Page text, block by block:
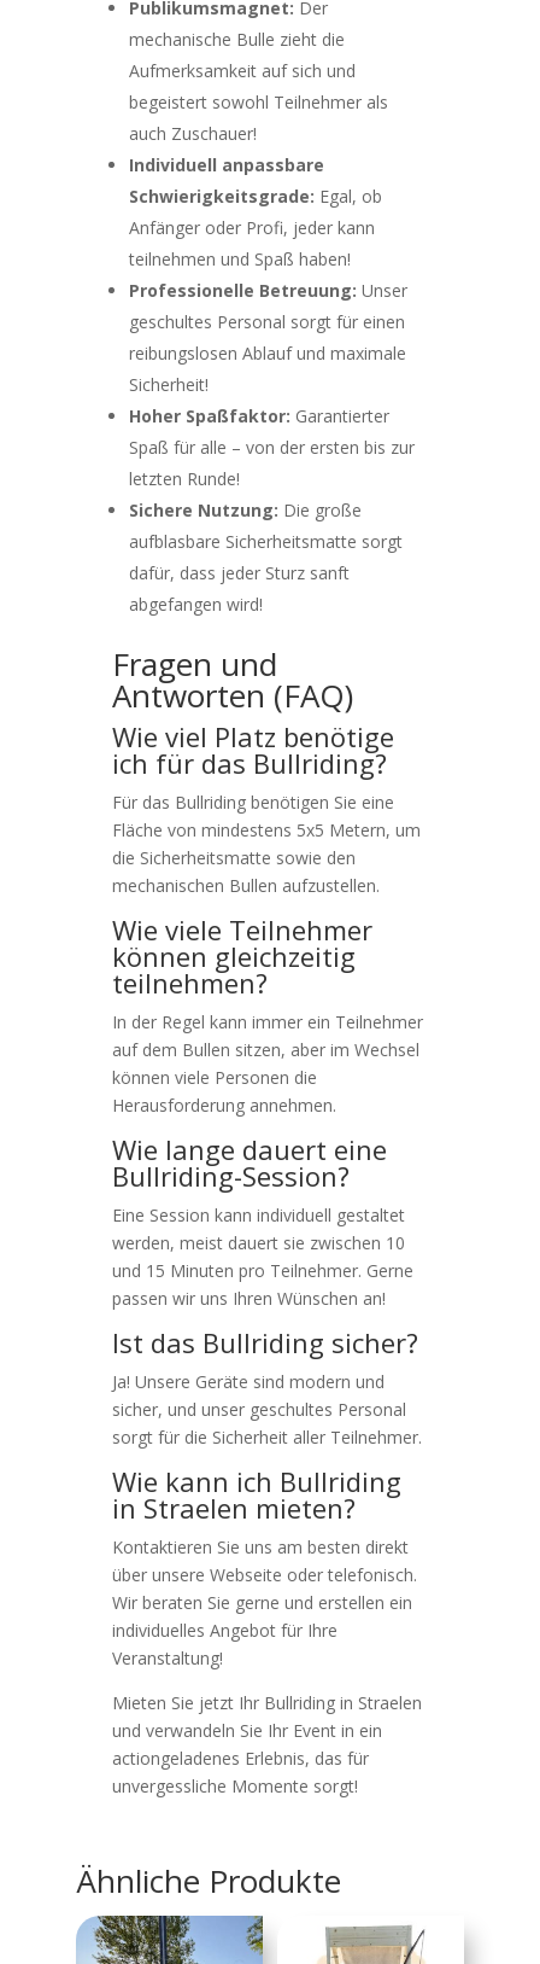
Publikumsmagnet: Der
mechanische Bulle zieht die
Aufmerksamkeit auf sich und
begeistert sowohl Teilnehmer als
auch Zuschauer!
Individuell anpassbare
Schwierigkeitsgrade: Egal, ob
Anfänger oder Profi, jeder kann
teilnehmen und Spaß haben!
Professionelle Betreuung: Unser
geschultes Personal sorgt für einen
reibungslosen Ablauf und maximale
Sicherheit!
Hoher Spaßfaktor: Garantierter
Spaß für alle – von der ersten bis zur
letzten Runde!
Sichere Nutzung: Die große
aufblasbare Sicherheitsmatte sorgt
dafür, dass jeder Sturz sanft
abgefangen wird!
Fragen und
Antworten (FAQ)
Wie viel Platz benötige
ich für das Bullriding?
Für das Bullriding benötigen Sie eine
Fläche von mindestens 5x5 Metern, um
die Sicherheitsmatte sowie den
mechanischen Bullen aufzustellen.
Wie viele Teilnehmer
können gleichzeitig
teilnehmen?
In der Regel kann immer ein Teilnehmer
auf dem Bullen sitzen, aber im Wechsel
können viele Personen die
Herausforderung annehmen.
Wie lange dauert eine
Bullriding-Session?
Eine Session kann individuell gestaltet
werden, meist dauert sie zwischen 10
und 15 Minuten pro Teilnehmer. Gerne
passen wir uns Ihren Wünschen an!
Ist das Bullriding sicher?
Ja! Unsere Geräte sind modern und
sicher, und unser geschultes Personal
sorgt für die Sicherheit aller Teilnehmer.
Wie kann ich Bullriding
in Straelen mieten?
Kontaktieren Sie uns am besten direkt
über unsere Webseite oder telefonisch.
Wir beraten Sie gerne und erstellen ein
individuelles Angebot für Ihre
Veranstaltung!
Mieten Sie jetzt Ihr Bullriding in Straelen
und verwandeln Sie Ihr Event in ein
actiongeladenes Erlebnis, das für
unvergessliche Momente sorgt!
Ähnliche Produkte